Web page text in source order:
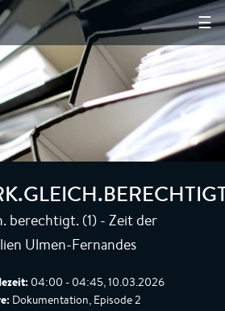
☰
berechtigt. (1) - Zeit der
Ulmen-Fernandes
04:00 - 04:45, 10.03.2026
Dokumentation, Episode 2